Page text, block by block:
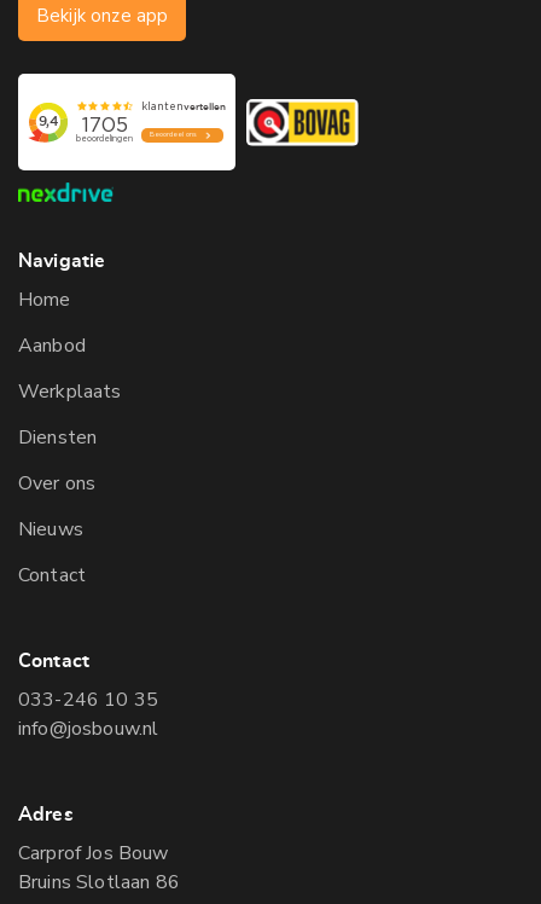
Bekijk onze app
Navigatie
Home
Aanbod
Werkplaats
Diensten
Over ons
Nieuws
Contact
Contact
033-246 10 35
info@josbouw.nl
Adres
Carprof Jos Bouw
Bruins Slotlaan 86